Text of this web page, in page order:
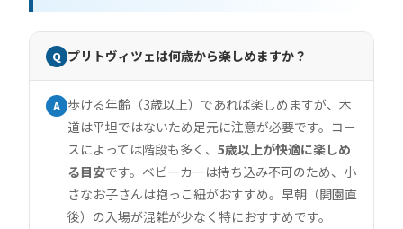
Q プリトヴィツェは何歳から楽しめますか？
A 歩ける年齢（3歳以上）であれば楽しめますが、木
道は平坦ではないため足元に注意が必要です。コー
スによっては階段も多く、 5歳以上が快適に楽しめ
る目安です。ベビーカーは持ち込み不可のため、小
さなお子さんは抱っこ紐がおすすめ。早朝（開園直
後）の入場が混雑が少なく特におすすめです。